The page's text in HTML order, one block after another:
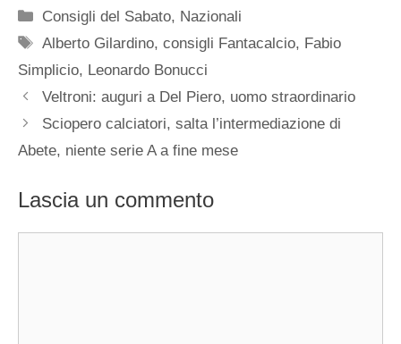
Categorie
Consigli del Sabato, Nazionali
Tag
Alberto Gilardino,consigli Fantacalcio, Fabio
Simplicio, Leonardo Bonucci
Veltroni: auguri a Del Piero, uomo straordinario
Sciopero calciatori, salta l’intermediazione di
Abete, niente serie A a fine mese
Lascia un commento